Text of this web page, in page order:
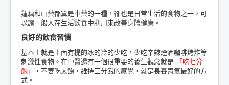
蓮藕和山藥都算是中藥的一種，卻也是日常生活的食物之一，可
以讓一般人在生活飲食中利用來改善身體健康。
良好的飲食習慣
基本上就是上面有提的冰的冷的少吃，少吃辛辣煙酒咖啡烤炸等
刺激性食物。在中醫還有一個很重要的養生觀念就是
「吃七分
飽」
，不要吃太飽，維持三分餓的感覺，就是長養胃氣最好的方
式。